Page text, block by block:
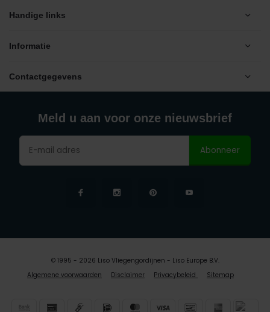
Handige links
Informatie
Contactgegevens
Meld u aan voor onze nieuwsbrief
Abonneer
Algemene voorwaarden Disclaimer Privacybeleid Sitemap
© 1995 - 2026 Liso Vliegengordijnen - Liso Europe B.V.